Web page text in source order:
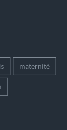
maternité